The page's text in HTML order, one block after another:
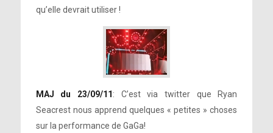
qu’elle devrait utiliser !
MAJ du 23/09/11: C’est via twitter que Ryan
Seacrest nous apprend quelques « petites » choses
sur la performance de GaGa!